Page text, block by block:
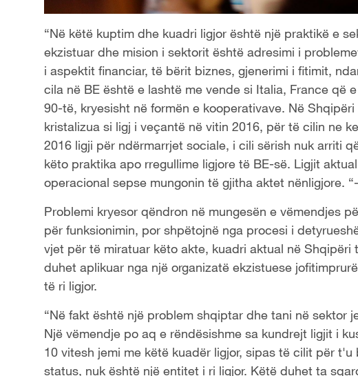
“Në këtë kuptim dhe kuadri ligjor është një praktikë e
ekzistuar dhe mision i sektorit është adresimi i
i aspektit financiar, të bërit biznes, gjenerimi i fitimit,
cila në BE është e lashtë me vende si Italia, France që
90-të, kryesisht në formën e kooperativave. Në
kristalizua si ligj i veçantë në vitin 2016, për të cilin ne
2016 ligji për ndërmarrjet sociale, i cili sërish nuk arriti
këto praktika apo rregullime ligjore të BE-së. Ligjit
operacional sepse mungonin të gjitha aktet nënligjore.
Problemi kryesor qëndron në mungesën e vëmendjes
për funksionimin, por shpëtojnë nga procesi i
vjet për të miratuar këto akte, kuadri aktual në
duhet aplikuar nga një organizatë ekzistuese
të ri ligjor.
“Në fakt është një problem shqiptar dhe tani në sektor
Një vëmendje po aq e rëndësishme sa kundrejt ligjit i
10 vitesh jemi me këtë kuadër ligjor, sipas të cilit për
status, nuk është një entitet i ri ligjor. Këtë duhet ta